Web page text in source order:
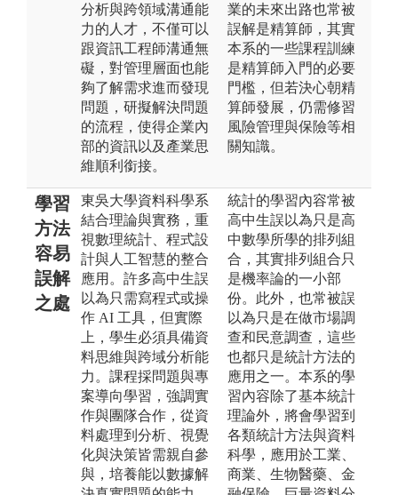
分析與跨領域溝通能
力的人才，不僅可以
跟資訊工程師溝通無
礙，對管理層面也能
夠了解需求進而發現
問題，研擬解決問題
的流程，使得企業內
部的資訊以及產業思
維順利銜接。
業的未來出路也常被
誤解是精算師，其實
本系的一些課程訓練
是精算師入門的必要
門檻，但若決心朝精
算師發展，仍需修習
風險管理與保險等相
關知識。
學習
方法
容易
誤解
之處
東吳大學資料科學系
結合理論與實務，重
視數理統計、程式設
計與人工智慧的整合
應用。許多高中生誤
以為只需寫程式或操
作 AI 工具，但實際
上，學生必須具備資
料思維與跨域分析能
力。課程採問題與專
案導向學習，強調實
作與團隊合作，從資
料處理到分析、視覺
化與決策皆需親自參
與，培養能以數據解
統計的學習內容常被
高中生誤以為只是高
中數學所學的排列組
合，其實排列組合只
是機率論的一小部
份。此外，也常被誤
以為只是在做市場調
查和民意調查，這些
也都只是統計方法的
應用之一。本系的學
習內容除了基本統計
理論外，將會學習到
各類統計方法與資料
科學，應用於工業、
商業、生物醫藥、金